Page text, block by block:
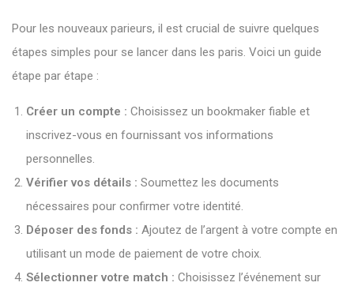
Pour les nouveaux parieurs, il est crucial de suivre quelques
étapes simples pour se lancer dans les paris. Voici un guide
étape par étape :
Créer un compte : Choisissez un bookmaker fiable et
inscrivez-vous en fournissant vos informations
personnelles.
Vérifier vos détails : Soumettez les documents
nécessaires pour confirmer votre identité.
Déposer des fonds : Ajoutez de l’argent à votre compte en
utilisant un mode de paiement de votre choix.
Sélectionner votre match : Choisissez l’événement sur